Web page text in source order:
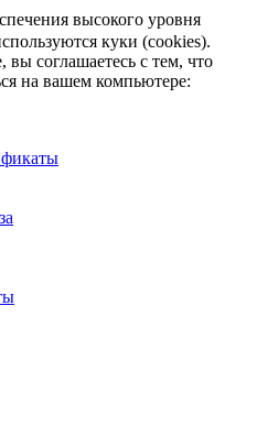
высокого уровня
куки (cookies).
соглашаетесь с тем, что
на вашем компьютере: